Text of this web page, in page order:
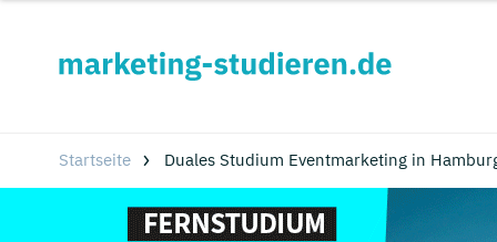
Startseite Duales Studium Eventmarketing in